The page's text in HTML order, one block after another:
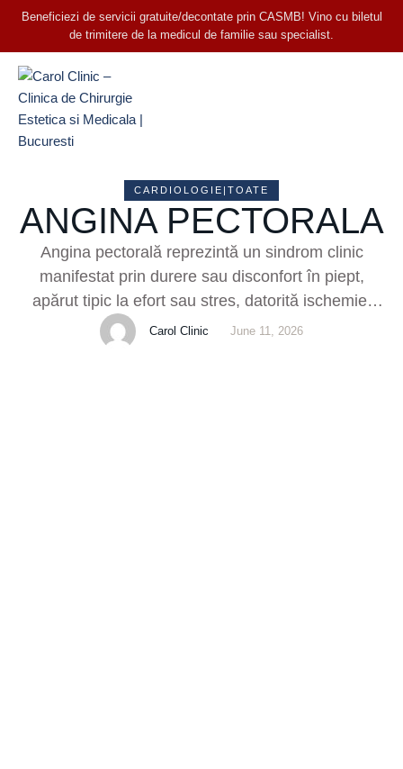
Beneficiezi de servicii gratuite/decontate prin CASMB! Vino cu biletul
de trimitere de la medicul de familie sau specialist.
CARDIOLOGIE|TOATE
ANGINA PECTORALA
Angina pectorală reprezintă un sindrom clinic
manifestat prin durere sau disconfort în piept,
apărut tipic la efort sau stres, datorită ischemiei
miocardice tranzitorii – adică mușchiul inimii nu
primește temporar suficient sânge bogat în oxigen.
Carol Clinic June 11, 2026